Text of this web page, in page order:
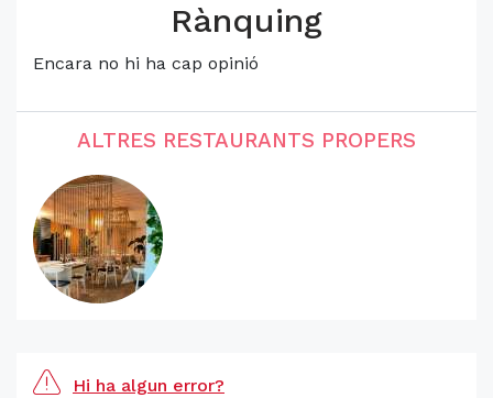
Rànquing
Encara no hi ha cap opinió
ALTRES RESTAURANTS PROPERS
Hi ha algun error?